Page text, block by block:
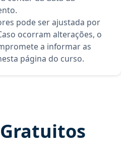
pode ser ajustada por
ocorram alterações, o
a informar as
página do curso.